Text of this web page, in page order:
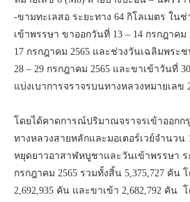
-ขามทะเลสอ ระยะทาง 64 กิโลเมตร ใน
เข้าพรรษา ขาออกวันที่ 13 – 14 กรกฎาคม
17 กรกฎาคม 2565 และช่วงวันเฉลิมพระ
28 – 29 กรกฎาคม 2565 และขาเข้าวันที่
แบ่งเบาการจราจรบนทางหลวงหมายเลข
โดยได้คาดการณ์ปริมาณจราจรเข้าออกก
ทางหลวงสายหลักและมอเตอร์เวย์จำนว
หยุดยาวอาสาฬหบูชาและวันเข้าพรรษา ร
กรกฎาคม 2565 รวมทั้งสิ้น 5,375,727 คัน
2,692,935 คัน และขาเข้า 2,682,792 คัน